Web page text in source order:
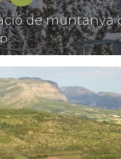
Natura
de muntanya